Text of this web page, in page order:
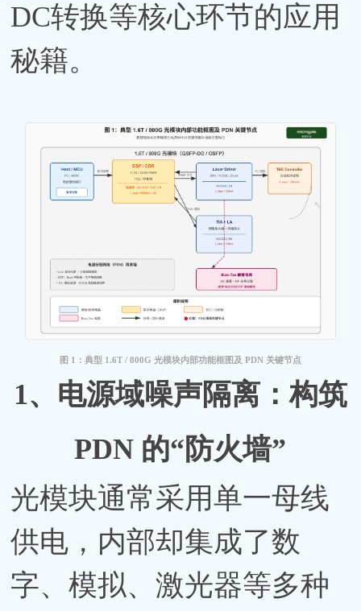
DC转换等核心环节的应用
秘籍。
图 1：典型 1.6T / 800G 光模块内部功能框图及 PDN 关键节点
1、 电源域噪声隔离：构筑
PDN 的“防火墙”
光模块通常采用单一母线
供电，内部却集成了数
字、模拟、激光器等多种